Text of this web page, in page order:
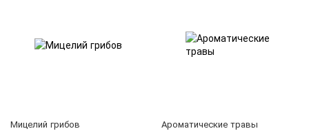
Мицелий грибов Ароматические травы